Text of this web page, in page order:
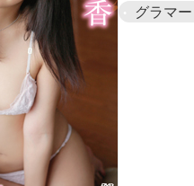
グラマー